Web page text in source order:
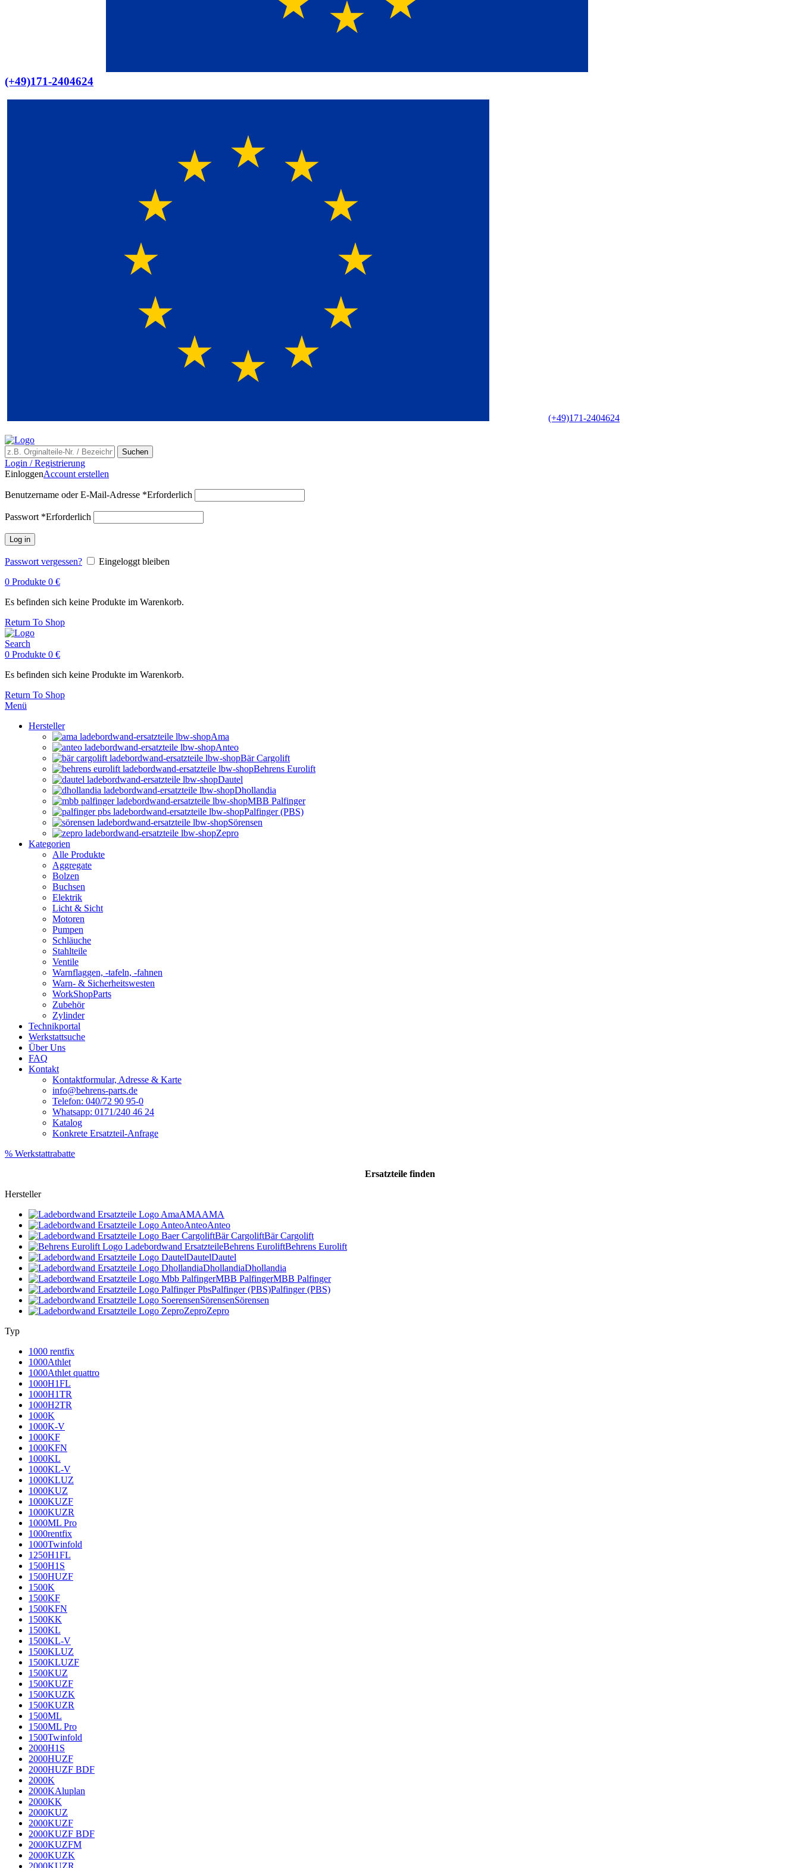
(+49)171-2404624
(+49)171-2404624
Suchen
Login / Registrierung
EinloggenAccount erstellen
Benutzername oder E-Mail-Adresse *Erforderlich
Passwort *Erforderlich
Log in
Passwort vergessen?
Eingeloggt bleiben
0 Produkte 0 €
Es befinden sich keine Produkte im Warenkorb.
Return To Shop
Search
0 Produkte 0 €
Es befinden sich keine Produkte im Warenkorb.
Return To Shop
Menü
Hersteller
Ama
Anteo
Bär Cargolift
Behrens Eurolift
Dautel
Dhollandia
MBB Palfinger
Palfinger (PBS)
Sörensen
Zepro
Kategorien
Alle Produkte
Aggregate
Bolzen
Buchsen
Elektrik
Licht & Sicht
Motoren
Pumpen
Schläuche
Stahlteile
Ventile
Warnflaggen, -tafeln, -fahnen
Warn- & Sicherheitswesten
WorkShopParts
Zubehör
Zylinder
Technikportal
Werkstattsuche
Über Uns
FAQ
Kontakt
Kontaktformular, Adresse & Karte
info@behrens-parts.de
Telefon: 040/72 90 95-0
Whatsapp: 0171/240 46 24
Katalog
Konkrete Ersatzteil-Anfrage
% Werkstattrabatte
Ersatzteile finden
Hersteller
AMAAMA
AnteoAnteo
Bär CargoliftBär Cargolift
Behrens EuroliftBehrens Eurolift
DautelDautel
DhollandiaDhollandia
MBB PalfingerMBB Palfinger
Palfinger (PBS)Palfinger (PBS)
SörensenSörensen
ZeproZepro
Typ
1000 rentfix
1000Athlet
1000Athlet quattro
1000H1FL
1000H1TR
1000H2TR
1000K
1000K-V
1000KF
1000KFN
1000KL
1000KL-V
1000KLUZ
1000KUZ
1000KUZF
1000KUZR
1000ML Pro
1000rentfix
1000Twinfold
1250H1FL
1500H1S
1500HUZF
1500K
1500KF
1500KFN
1500KK
1500KL
1500KL-V
1500KLUZ
1500KLUZF
1500KUZ
1500KUZF
1500KUZK
1500KUZR
1500ML
1500ML Pro
1500Twinfold
2000H1S
2000HUZF
2000HUZF BDF
2000K
2000KAluplan
2000KK
2000KUZ
2000KUZF
2000KUZF BDF
2000KUZFM
2000KUZK
2000KUZR